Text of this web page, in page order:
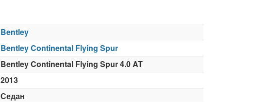
Bentley
Bentley Continental Flying Spur
Bentley Continental Flying Spur 4.0 AT
2013
Седан